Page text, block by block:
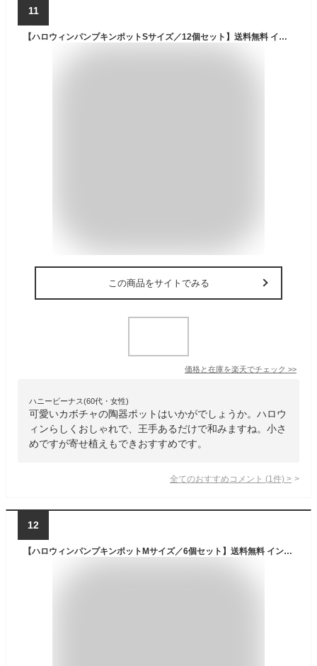
11
【ハロウィンパンプキンポットSサイズ／12個セット】送料無料 インテリア イベント HALLOWEEN ハロウィンアレンジ カップ 小物入れ フラワーアレンジメント 多肉植物 まとめ買い ガーデニング プラントポット 植木鉢 2号
この商品をサイトでみる
価格と在庫を楽天でチェック >>
ハニービーナス(60代・女性)
可愛いカボチャの陶器ポットはいかがでしょうか。ハロウ
ィンらしくおしゃれで、王手あるだけで和みますね。小さ
めですが寄せ植えもできおすすめです。
全てのおすすめコメント (1 件) >
12
【ハロウィンパンプキンポットMサイズ／6個セット】送料無料 インテリア イベント HALLOWEEN ハロウィンアレンジ カップ 小物入れ フラワーアレンジメント 多肉植物 まとめ買い ガーデニング プラントポット 陶器 植木鉢 3号 カボチャ